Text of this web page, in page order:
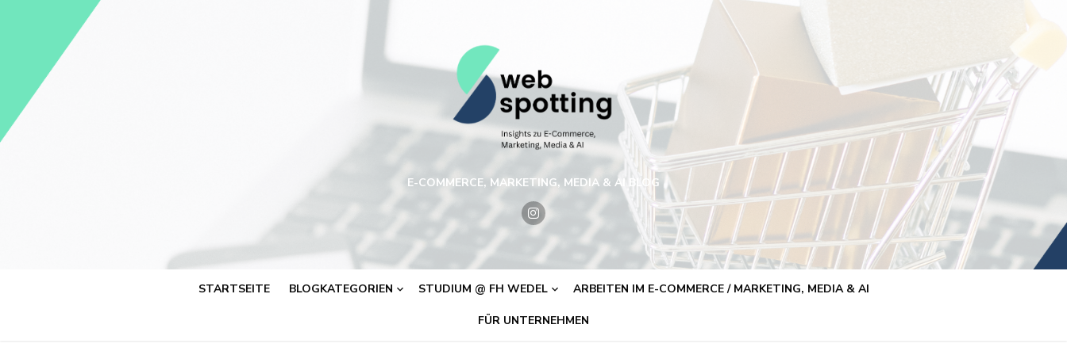
E-COMMERCE, MARKETING, MEDIA & AI BLOG
STARTSEITE BLOGKATEGORIEN STUDIUM @ FH WEDEL ARBEITEN IM E-COMMERCE / MARKETING, MEDIA & AI
FÜR UNTERNEHMEN